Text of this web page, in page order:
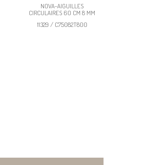
NOVA-AIGUILLES
CIRCULAIRES 60 CM 8 MM
11329 / C75082T800